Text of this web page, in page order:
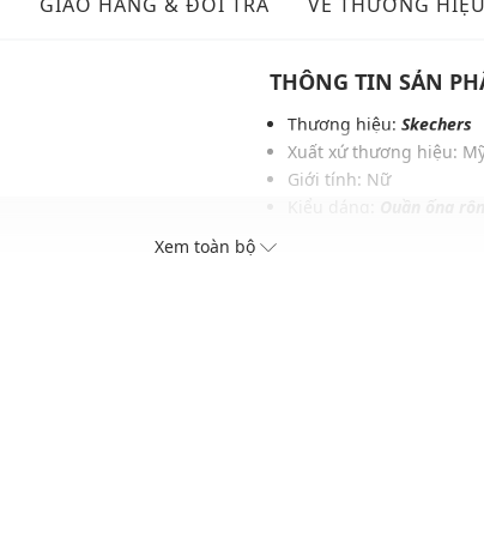
THÔNG TIN SẢN
Thương hiệu: Skechers
Xuất xứ thương hiệu:
Giới tính: Nữ
Xem toàn bộ